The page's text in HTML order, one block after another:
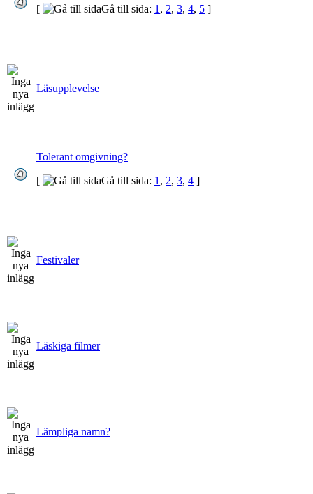
[
Gå till sida: 1 , 2, 3, 4, 5 ]
Läsupplevelse
Tolerant omgivning?
[
Gå till sida: 1 , 2, 3, 4 ]
Festivaler
Läskiga filmer
Lämpliga namn?